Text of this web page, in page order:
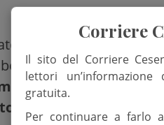
tra il 26 e il 27
al confine tra le
ha
per diverse
Corriere
Il sito del Corriere
lettori
gratuita.
Per continuare a farlo